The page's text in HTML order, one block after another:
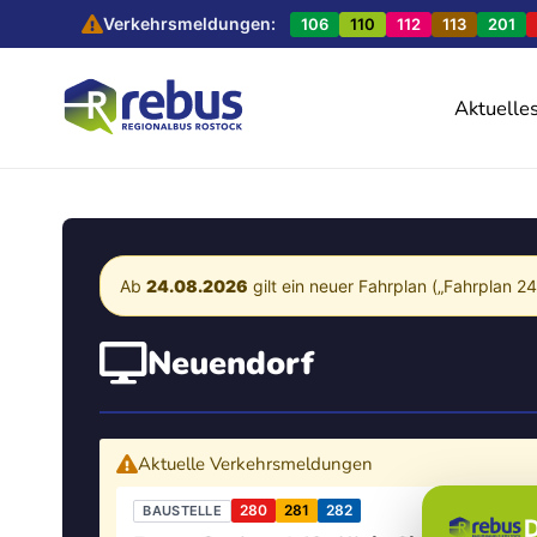
Verkehrsmeldungen: 106 110 112 113 201
Ab24.08.2026 gilt ein neuer Fahrplan („Fahrplan
Neuendorf
Aktuelle Verkehrsmeldungen
BAUSTELLE 280 281 282